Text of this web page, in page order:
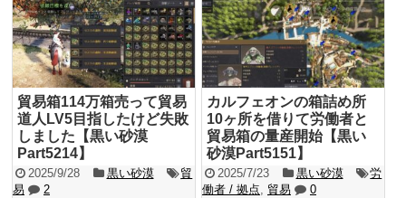
貿易箱114万箱売って貿易
道人LV5目指したけど失敗
しました【黒い砂漠
Part5214】
2025/9/28 黒い砂漠
貿
易
2
カルフェオンの箱詰め所
10ヶ所を借りて労働者と
貿易箱の量産開始【黒い
砂漠Part5151】
2025/7/23 黒い砂漠
労
働者 / 拠点
貿易 0